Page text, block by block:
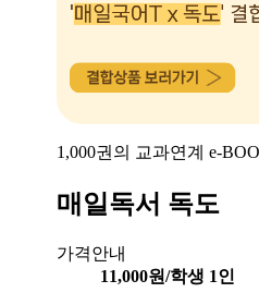
1,000권의 교과연계 e-
매일독서 독도
가격안내
11,000원/학생 1인